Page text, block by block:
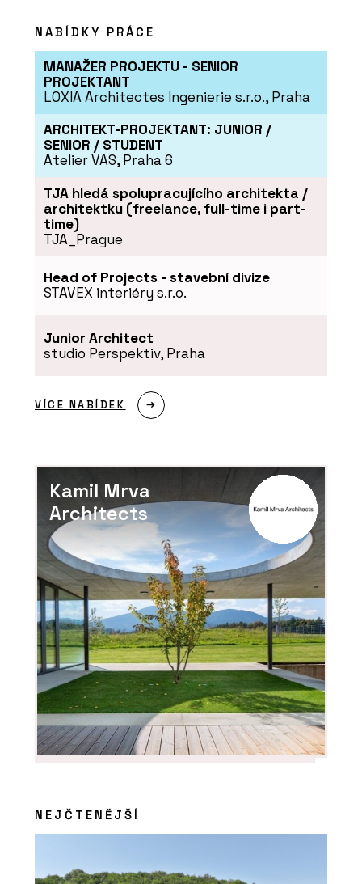
NABÍDKY PRÁCE
MANAŽER PROJEKTU - SENIOR
PROJEKTANT
LOXIA Architectes Ingenierie s.r.o., Praha
ARCHITEKT-PROJEKTANT: JUNIOR /
SENIOR / STUDENT
Atelier VAS, Praha 6
TJA hledá spolupracujícího architekta /
architektku (freelance, full-time i part-
time)
TJA_Prague
Head of Projects - stavební divize
STAVEX interiéry s.r.o.
Junior Architect
studio Perspektiv, Praha
VÍCE NABÍDEK
Kamil Mrva
Architects
NEJČTENĚJŠÍ